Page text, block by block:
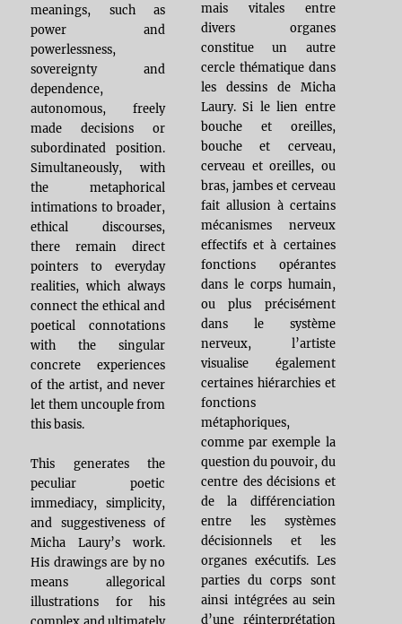
meanings, such as
power and
powerlessness,
sovereignty and
dependence,
autonomous, freely
made decisions or
subordinated position.
Simultaneously, with
the metaphorical
intimations to broader,
ethical discourses,
there remain direct
pointers to everyday
realities, which always
connect the ethical and
poetical connotations
with the singular
concrete experiences
of the artist, and never
let them uncouple from
this basis.
This generates the
peculiar poetic
immediacy, simplicity,
and suggestiveness of
Micha Laury’s work.
His drawings are by no
means allegorical
illustrations for his
mais vitales entre
divers organes
constitue un autre
cercle thématique dans
les dessins de Micha
Laury. Si le lien entre
bouche et oreilles,
bouche et cerveau,
cerveau et oreilles, ou
bras, jambes et cerveau
fait allusion à certains
mécanismes nerveux
effectifs et à certaines
fonctions opérantes
dans le corps humain,
ou plus précisément
dans le système
nerveux, l’artiste
visualise également
certaines hiérarchies et
fonctions
métaphoriques,
comme par exemple la
question du pouvoir, du
centre des décisions et
de la différenciation
entre les systèmes
décisionnels et les
organes exécutifs. Les
parties du corps sont
ainsi intégrées au sein
d’une réinterprétation